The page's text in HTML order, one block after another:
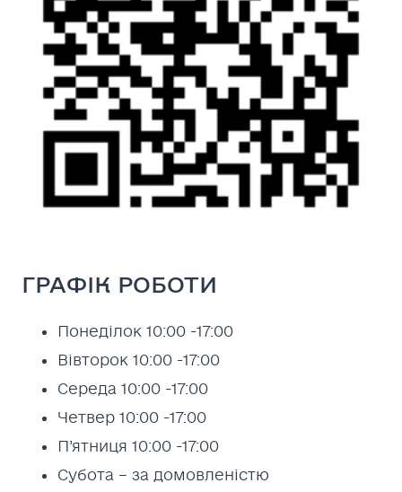
ГРАФІК РОБОТИ
Понеділок 10:00 -17:00
Вівторок 10:00 -17:00
Середа 10:00 -17:00
Четвер 10:00 -17:00
П’ятниця 10:00 -17:00
Субота – за домовленістю